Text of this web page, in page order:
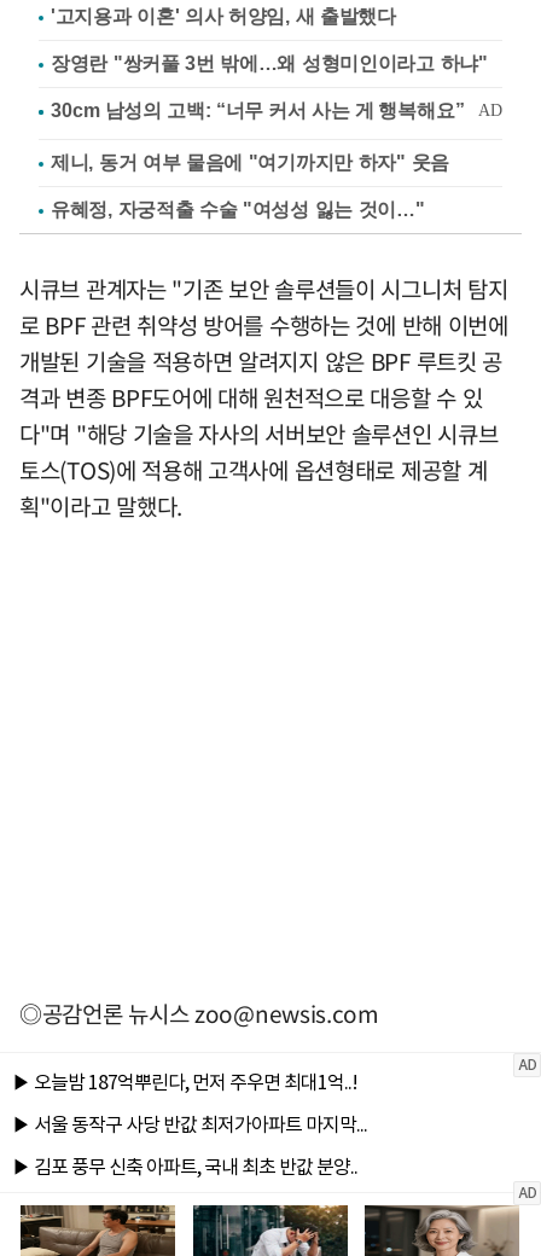
'고지용과 이혼' 의사 허양임, 새 출발했다
장영란 "쌍커풀 3번 밖에…왜 성형미인이라고 하냐"
제니, 동거 여부 물음에 "여기까지만 하자" 웃음
유혜정, 자궁적출 수술 "여성성 잃는 것이…"
시큐브 관계자는 "기존 보안 솔루션들이 시그니처 탐지
로 BPF 관련 취약성 방어를 수행하는 것에 반해 이번에
개발된 기술을 적용하면 알려지지 않은 BPF 루트킷 공
격과 변종 BPF도어에 대해 원천적으로 대응할 수 있
다"며 "해당 기술을 자사의 서버보안 솔루션인 시큐브
토스(TOS)에 적용해 고객사에 옵션형태로 제공할 계
획"이라고 말했다.
◎공감언론 뉴시스zoo@newsis.com